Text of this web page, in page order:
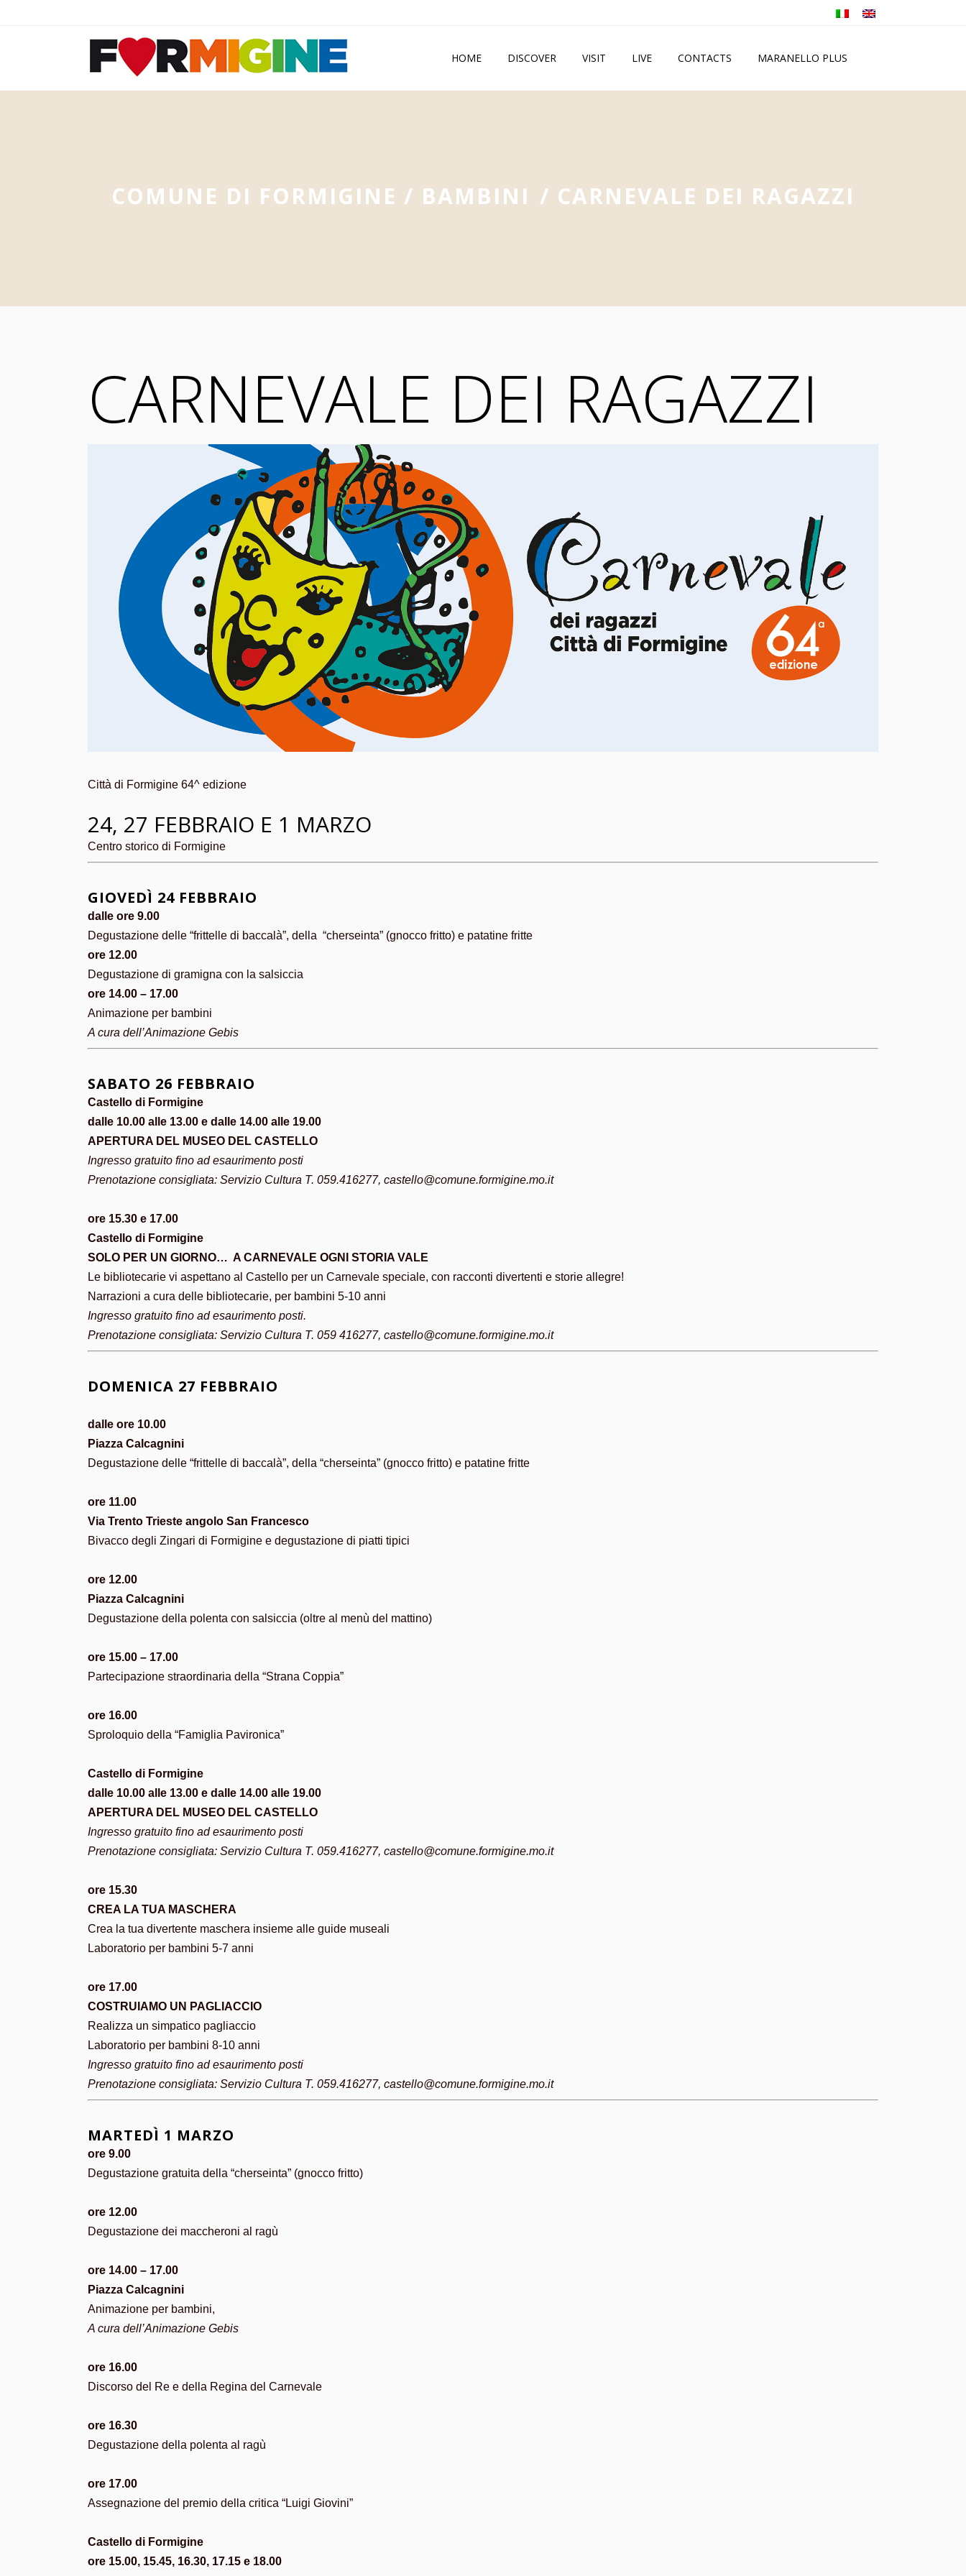
HOME DISCOVER VISIT LIVE CONTACTS MARANELLO PLUS
COMUNE DI FORMIGINE / BAMBINI / CARNEVALE DEI RAGAZZI
CARNEVALE DEI RAGAZZI
Città di Formigine 64^ edizione
24, 27 FEBBRAIO E 1 MARZO
Centro storico di Formigine
GIOVEDÌ 24 FEBBRAIO
dalle ore 9.00
Degustazione delle “frittelle di baccalà”, della “cherseinta” (gnocco fritto) e patatine fritte
ore 12.00
Degustazione di gramigna con la salsiccia
ore 14.00 – 17.00
Animazione per bambini
A cura dell’Animazione Gebis
SABATO 26 FEBBRAIO
Castello di Formigine
dalle 10.00 alle 13.00 e dalle 14.00 alle 19.00
APERTURA DEL MUSEO DEL CASTELLO
Ingresso gratuito fino ad esaurimento posti
Prenotazione consigliata: Servizio Cultura T. 059.416277, castello@comune.formigine.mo.it
ore 15.30 e 17.00
Castello di Formigine
SOLO PER UN GIORNO… A CARNEVALE OGNI STORIA VALE
Le bibliotecarie vi aspettano al Castello per un Carnevale speciale, con racconti divertenti e storie allegre!
Narrazioni a cura delle bibliotecarie, per bambini 5-10 anni
Ingresso gratuito fino ad esaurimento posti.
Prenotazione consigliata: Servizio Cultura T. 059 416277, castello@comune.formigine.mo.it
DOMENICA 27 FEBBRAIO
dalle ore 10.00
Piazza Calcagnini
Degustazione delle “frittelle di baccalà”, della “cherseinta” (gnocco fritto) e patatine fritte
ore 11.00
Via Trento Trieste angolo San Francesco
Bivacco degli Zingari di Formigine e degustazione di piatti tipici
ore 12.00
Piazza Calcagnini
Degustazione della polenta con salsiccia (oltre al menù del mattino)
ore 15.00 – 17.00
Partecipazione straordinaria della “Strana Coppia”
ore 16.00
Sproloquio della “Famiglia Pavironica”
Castello di Formigine
dalle 10.00 alle 13.00 e dalle 14.00 alle 19.00
APERTURA DEL MUSEO DEL CASTELLO
Ingresso gratuito fino ad esaurimento posti
Prenotazione consigliata: Servizio Cultura T. 059.416277, castello@comune.formigine.mo.it
ore 15.30
CREA LA TUA MASCHERA
Crea la tua divertente maschera insieme alle guide museali
Laboratorio per bambini 5-7 anni
ore 17.00
COSTRUIAMO UN PAGLIACCIO
Realizza un simpatico pagliaccio
Laboratorio per bambini 8-10 anni
Ingresso gratuito fino ad esaurimento posti
Prenotazione consigliata: Servizio Cultura T. 059.416277, castello@comune.formigine.mo.it
MARTEDÌ 1 MARZO
ore 9.00
Degustazione gratuita della “cherseinta” (gnocco fritto)
ore 12.00
Degustazione dei maccheroni al ragù
ore 14.00 – 17.00
Piazza Calcagnini
Animazione per bambini,
A cura dell’Animazione Gebis
ore 16.00
Discorso del Re e della Regina del Carnevale
ore 16.30
Degustazione della polenta al ragù
ore 17.00
Assegnazione del premio della critica “Luigi Giovini”
Castello di Formigine
ore 15.00, 15.45, 16.30, 17.15 e 18.00